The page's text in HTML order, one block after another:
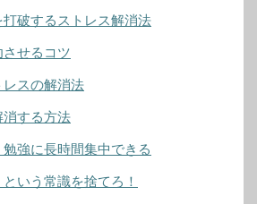
破するストレス解消法
せるコツ
スの解消法
消する方法
強に長時間集中できる
という常識を捨てろ！